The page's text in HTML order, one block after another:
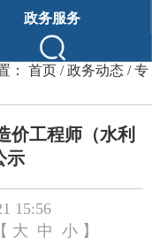
政务服务
： 首页 /政务动态 /专
价工程师（水利
示
15:56
【 大 中 小 】